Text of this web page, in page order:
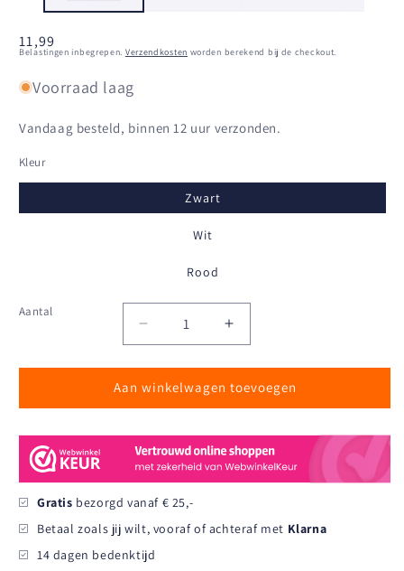
Normale
11,99
Belastingen inbegrepen. Verzendkosten worden berekend bij de checkout.
Voorraad laag
Vandaag besteld, binnen 12 uur verzonden.
Kleur
Zwart
Wit
Rood
Aantal
Aantal
Aantal
verlagen
voor
Cocky
Aantal
verhogen
voor
Cocky
Aan winkelwagen toevoegen
Gratis bezorgd vanaf € 25,-
Betaal zoals jij wilt, vooraf of achteraf met Klarna
14 dagen bedenktijd